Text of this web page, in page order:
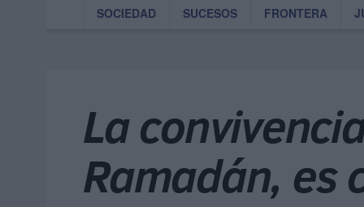
SOCIEDAD SUCESOS FRONTERA
La
Ramadán, es